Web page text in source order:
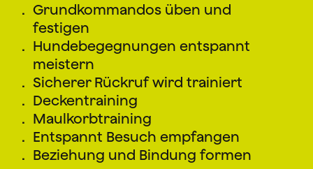
Grundkommandos üben und
festigen
Hundebegegnungen entspannt
meistern
Sicherer Rückruf wird trainiert
Deckentraining
Maulkorbtraining
Entspannt Besuch empfangen
Beziehung und Bindung formen